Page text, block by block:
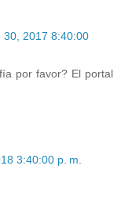
30, 2017 8:40:00
por favor? El portal
3:40:00 p. m.